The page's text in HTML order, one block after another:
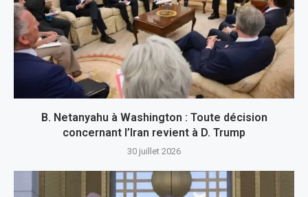
B. Netanyahu à Washington : Toute décision
concernant l’Iran revient à D. Trump
30 juillet 2026